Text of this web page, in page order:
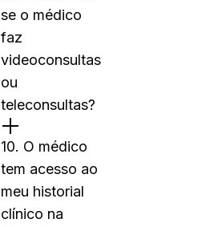
se o médico
faz
videoconsultas
ou
teleconsultas?
10. O médico
tem acesso ao
meu historial
clínico na